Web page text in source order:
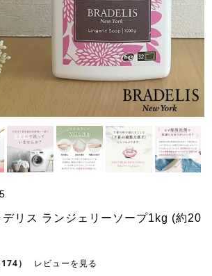
デリス ランジェリーソープ1kg (約20
174） レビューを見る